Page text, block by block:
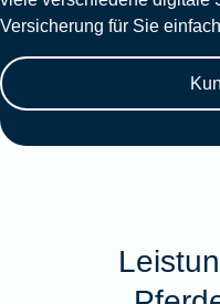
Versicherung für Sie